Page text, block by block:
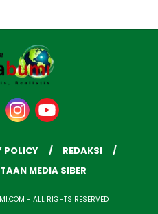
POLICY
REDAKSI
MEDIA SIBER
- ALL RIGHTS RESERVED